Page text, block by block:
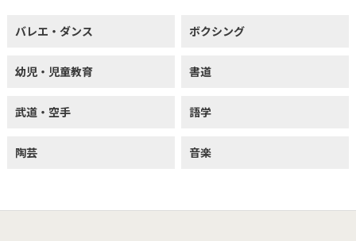
バレエ・ダンス ボクシング
幼児・児童教育 書道
武道・空手 語学
陶芸 音楽